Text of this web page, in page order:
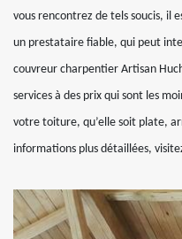
vous rencontrez de tels soucis, il
un prestataire fiable, qui peut
couvreur charpentier Artisan
services à des prix qui sont les
votre toiture, qu’elle soit plate,
informations plus détaillées,